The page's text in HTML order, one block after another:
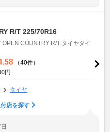
R/T 225/70R16
OPEN COUNTRY R/T タイヤタイ
（40件）
円
タイヤ
店を探す